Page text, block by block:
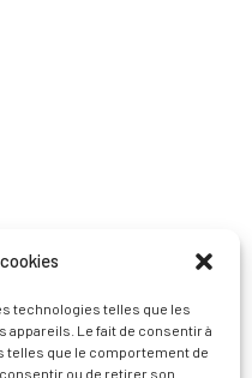
technologies telles que les
Le fait de consentir à
telles que le comportement de
ou de retirer son